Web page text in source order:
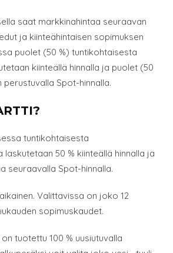
saat markkinahintaa seuraavan
ja kiinteähintaisen sopimuksen
puolet (50 %) tuntikohtaisesta
kiinteällä hinnalla ja puolet (50
perustuvalla Spot-hinnalla.
tuntikohtaisesta
laskutetaan 50 % kiinteällä hinnalla ja
seuraavalla Spot-hinnalla.
Valittavissa on joko 12
sopimuskaudet.
tuotettu 100 % uusiutuvalla